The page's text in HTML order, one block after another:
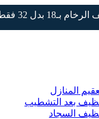
بـ18 بدل 32 فقط. احجز الآن
المنازل
بعد التشطيب
السجاد